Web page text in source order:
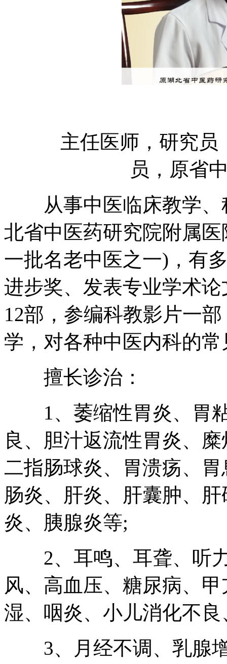
主任医师，研究员
员，原省
从事中医临床教学、
北省中医药研究院附属
一批名老中医之一)，有
进步奖、发表专业学术
12部，参编科教影片一
学，对各种中医内科的
擅长诊治：
1、萎缩性胃炎、胃粘
良、胆汁返流性胃炎、
二指肠球炎、胃溃疡、
肠炎、肝炎、肝囊肿、
炎、胰腺炎等;
2、耳鸣、耳聋、听力
风、高血压、糖尿病、
湿、咽炎、小儿消化不
3、月经不调、乳腺增